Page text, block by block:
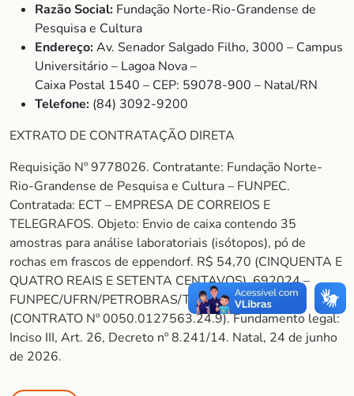
Razão Social: Fundação Norte-Rio-Grandense de
Pesquisa e Cultura
Endereço:Av. Senador Salgado Filho, 3000 – Campus
Universitário – Lagoa Nova –
Caixa Postal 1540 – CEP: 59078-900 – Natal/RN
Telefone: (84) 3092-9200
EXTRATO DE CONTRATAÇÃO DIRETA
Requisição Nº 9778026. Contratante: Fundação Norte-
Rio-Grandense de Pesquisa e Cultura – FUNPEC.
Contratada: ECT – EMPRESA DE CORREIOS E
TELEGRAFOS. Objeto: Envio de caixa contendo 35
amostras para análise laboratoriais (isótopos), pó de
rochas em frascos de eppendorf. R$ 54,70 (CINQUENTA E
QUATRO REAIS E SETENTA CENTAVOS). 692024 –
FUNPEC/UFRN/PETROBRAS/TRAVERTINOS
(CONTRATO Nº 0050.0127563.24.9). Fundamento legal:
Inciso III, Art. 26, Decreto nº 8.241/14. Natal, 24 de junho
de 2026.